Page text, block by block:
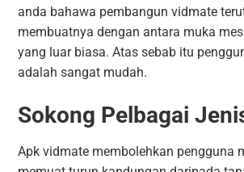
anda bahawa pembangun vidmate
membuatnya dengan antara muka
yang luar biasa. Atas sebab itu
adalah sangat mudah.
Sokong Pelbagai
Apk vidmate membolehkan pengguna